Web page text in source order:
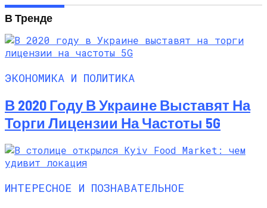
В Тренде
ЭКОНОМИКА И ПОЛИТИКА
В 2020 Году В Украине Выставят На
Торги Лицензии На Частоты 5G
ИНТЕРЕСНОЕ И ПОЗНАВАТЕЛЬНОЕ